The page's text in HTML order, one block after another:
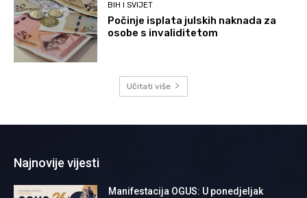
BIH I SVIJET
Počinje isplata julskih naknada za
osobe s invaliditetom
Učitati više
Najnovije vijesti
Manifestacija OGUS: U ponedjeljak